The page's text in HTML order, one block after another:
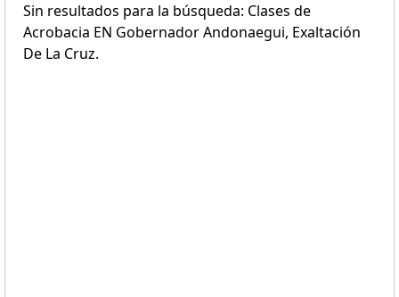
Sin resultados para la búsqueda: Clases de
Acrobacia EN Gobernador Andonaegui, Exaltación
De La Cruz.